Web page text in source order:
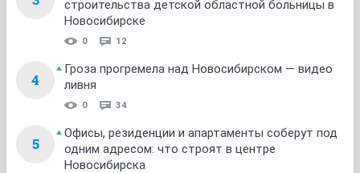
строительства детской областной больницы в
Новосибирске
0 12
4
Гроза прогремела над Новосибирском — видео
ливня
0 34
5
Офисы, резиденции и апартаменты соберут под
одним адресом: что строят в центре
Новосибирска